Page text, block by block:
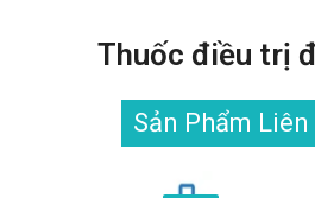
Thuốc điều trị
Sản Phẩm